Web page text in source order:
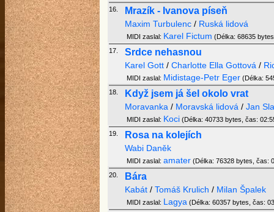
16.
Mrazík - Ivanova píseň
Maxim Turbulenc / Ruská lidová
MIDI zaslal: Karel Fictum (Délka: 68635
17.
Srdce nehasnou
Karel Gott / Charlotte Ella Gottová /
MIDI zaslal: Midistage-Petr Eger (Délka:
18.
Když jsem já šel okolo vrat
Moravanka / Moravská lidová / Jan
MIDI zaslal: Koci (Délka: 40733 bytes, čas:
19.
Rosa na kolejích
Wabi Daněk
MIDI zaslal: amater (Délka: 76328 bytes, čas:
20.
Bára
Kabát / Tomáš Krulich / Milan Špalek
MIDI zaslal: Lagya (Délka: 60357 bytes, čas: